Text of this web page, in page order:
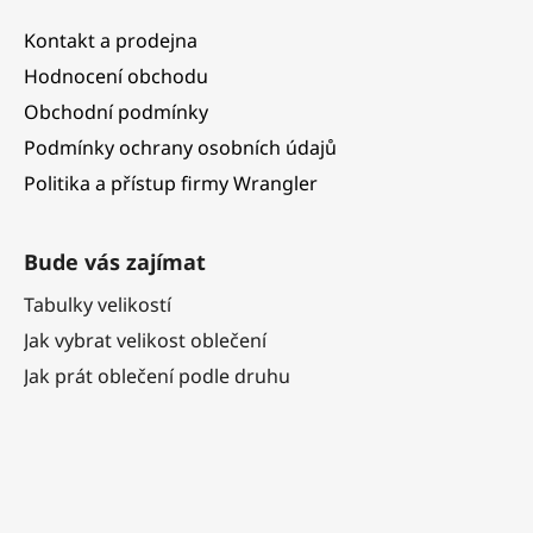
Kontakt a prodejna
Hodnocení obchodu
Obchodní podmínky
Podmínky ochrany osobních údajů
Politika a přístup firmy Wrangler
Bude vás zajímat
Tabulky velikostí
Jak vybrat velikost oblečení
Jak prát oblečení podle druhu